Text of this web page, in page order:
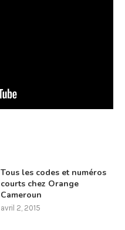
Tous les codes et numéros
courts chez Orange
Cameroun
avril 2, 2015